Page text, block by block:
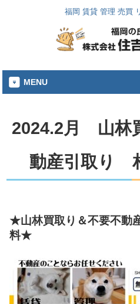
福岡 賃貸 管理 売買
MENU
2024.2月 山林
動産引取り
★山林買取り＆不要不動
料★